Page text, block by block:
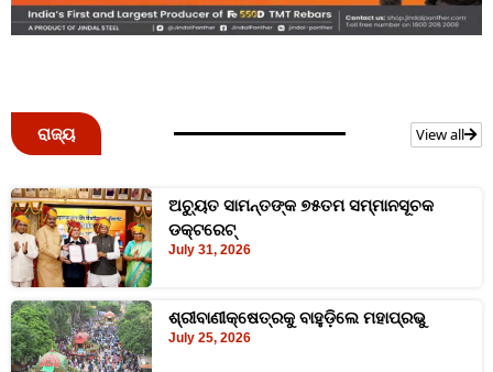
ରାଜ୍ୟ View all
ଅଚ୍ୟୁତ ସାମନ୍ତଙ୍କ ୭୫ତମ ସମ୍ମାନସୂଚକ
ଡକ୍ଟରେଟ୍‌
July 31, 2026
ଶ୍ରୀବାଣୀକ୍ଷେତ୍ରକୁ ବାହୁଡ଼ିଲେ ମହାପ୍ରଭୁ
July 25, 2026